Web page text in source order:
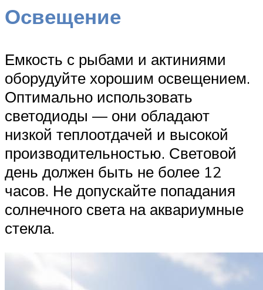
Освещение
Емкость с рыбами и актиниями
оборудуйте хорошим освещением.
Оптимально использовать
светодиоды — они обладают
низкой теплоотдачей и высокой
производительностью. Световой
день должен быть не более 12
часов. Не допускайте попадания
солнечного света на аквариумные
стекла.